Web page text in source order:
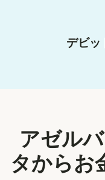
デビッ
アゼル
タからお